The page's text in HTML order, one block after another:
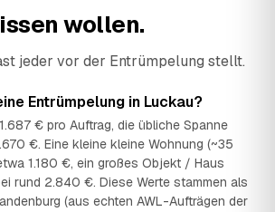
wollen.
jeder vor der Entrümpelung stellt.
Entrümpelung in Luckau?
€ pro Auftrag, die übliche Spanne
€. Eine kleine kleine Wohnung (~35
1.180 €, ein großes Objekt / Haus
rund 2.840 €. Diese Werte stammen als
(aus echten AWL-Aufträgen der